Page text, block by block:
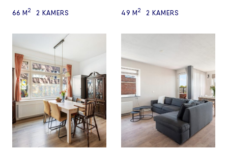
66 M2 2 KAMERS 49 M2 2 KAMERS